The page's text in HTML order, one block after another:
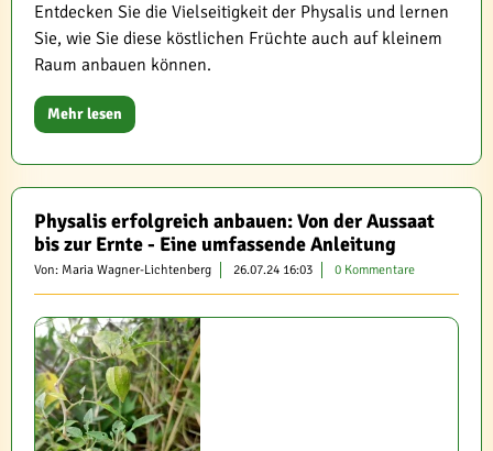
Entdecken Sie die Vielseitigkeit der Physalis und lernen
Sie, wie Sie diese köstlichen Früchte auch auf kleinem
Raum anbauen können.
Mehr lesen
Physalis erfolgreich anbauen: Von der Aussaat
bis zur Ernte - Eine umfassende Anleitung
Von: Maria Wagner-Lichtenberg 26.07.24 16:03 0 Kommentare